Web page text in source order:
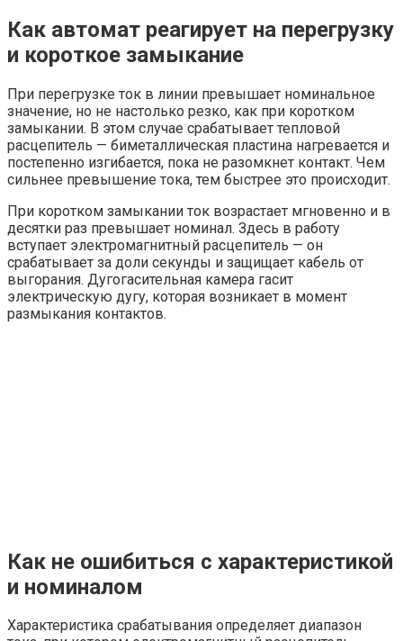
Как автомат реагирует на перегрузку
и короткое замыкание
При перегрузке ток в линии превышает номинальное
значение, но не настолько резко, как при коротком
замыкании. В этом случае срабатывает тепловой
расцепитель — биметаллическая пластина нагревается и
постепенно изгибается, пока не разомкнет контакт. Чем
сильнее превышение тока, тем быстрее это происходит.
При коротком замыкании ток возрастает мгновенно и в
десятки раз превышает номинал. Здесь в работу
вступает электромагнитный расцепитель — он
срабатывает за доли секунды и защищает кабель от
выгорания. Дугогасительная камера гасит
электрическую дугу, которая возникает в момент
размыкания контактов.
Как не ошибиться с характеристикой
и номиналом
Характеристика срабатывания определяет диапазон